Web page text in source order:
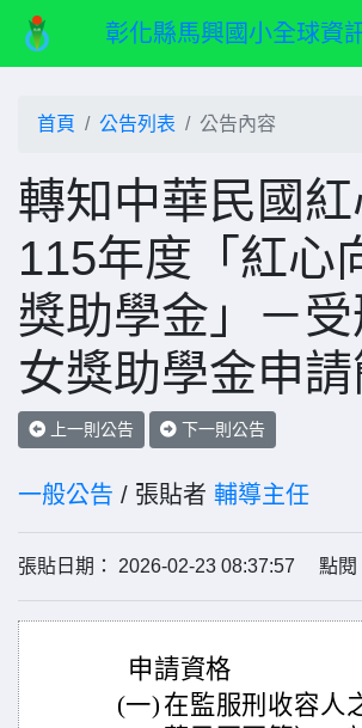
彰化縣馬興國小全球資
首頁 公告列表 公告內容
轉知中華民國
115年度「紅心
獎助學金」－
女獎助學金申
上一則公告 下一則公告
一般公告 / 張貼者 輔導主任
張貼日期： 2026-02-23 08:37:57 點閱
申請資格
(一) 在監服刑收容人